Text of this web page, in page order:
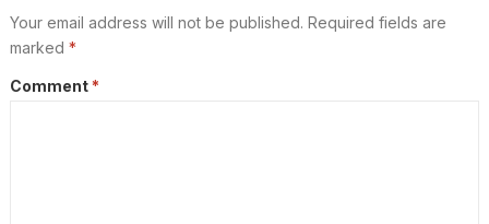
Your email address will not be published. Required fields are
marked *
Comment *